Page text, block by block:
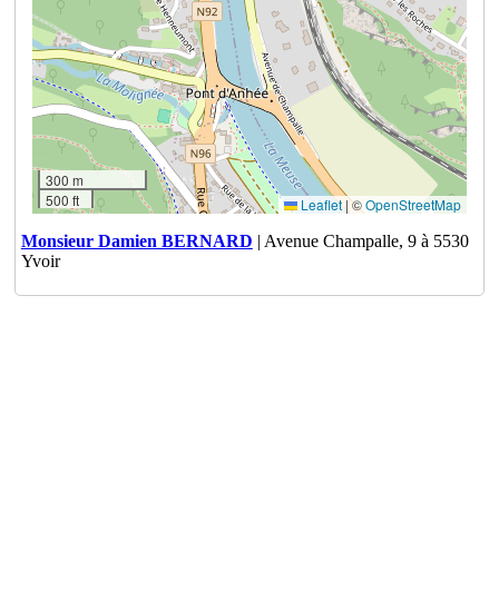
300 m
500 ft
Leaflet |©OpenStreetMap
Monsieur Damien BERNARD | Avenue Champalle, 9 à 5530
Yvoir